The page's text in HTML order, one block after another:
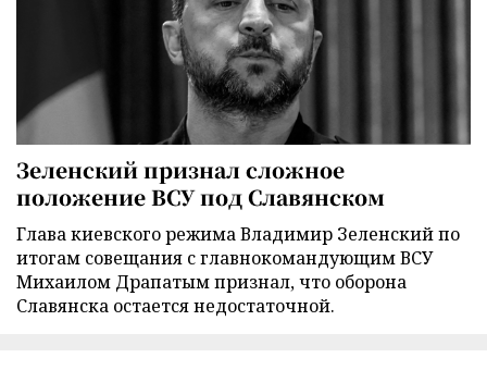
Зеленский признал сложное
положение ВСУ под Славянском
Глава киевского режима Владимир Зеленский по
итогам совещания с главнокомандующим ВСУ
Михаилом Драпатым признал, что оборона
Славянска остается недостаточной.